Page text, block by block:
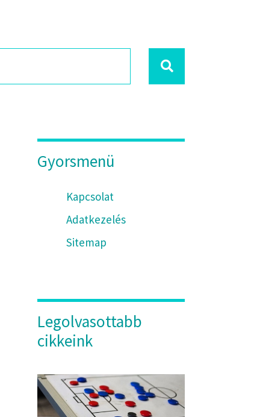
Gyorsmenü
Kapcsolat
Adatkezelés
Sitemap
Legolvasottabb
cikkeink